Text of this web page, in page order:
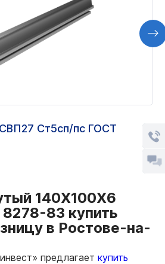
Ст5сп/пс ГОСТ
140Х100Х6
83 купить
в Ростове-на-
предлагает купить